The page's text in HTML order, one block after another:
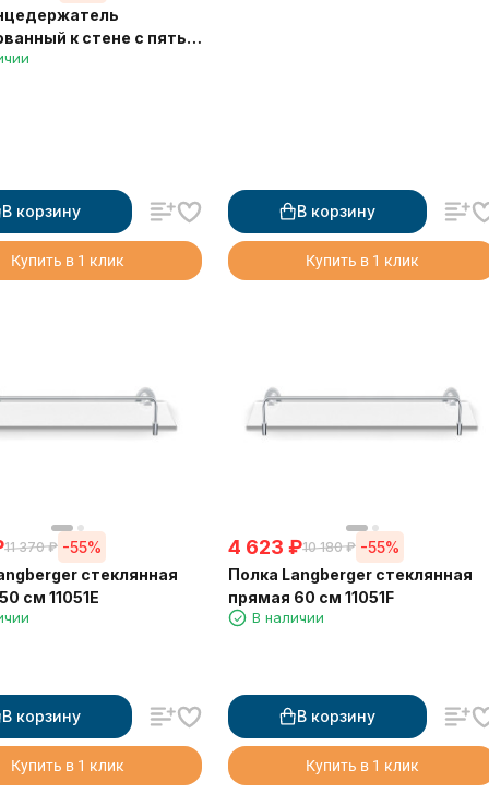
к стене с пятью
Langberger 11035A
В корзину
Купить в 1 клик
В корзину
Купить в 1 клик
11 370 ₽ -55%
стеклянная
см 11051E
В корзину
Купить в 1 клик
4 623 ₽10 180 ₽ -55%
Полка Langberger стеклянная
прямая 60 см 11051F
В наличии
В корзину
Купить в 1 клик